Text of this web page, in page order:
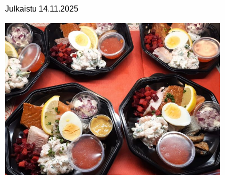
Julkaistu 14.11.2025